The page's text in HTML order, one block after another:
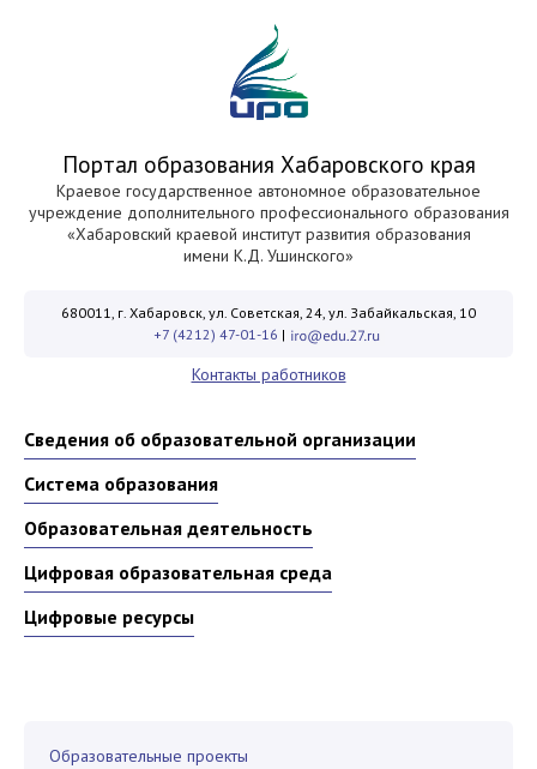
Портал образования Хабаровского края
Краевое государственное автономное образовательное
учреждение дополнительного профессионального образования
«Хабаровский краевой институт развития образования
имени К.Д. Ушинского»
680011, г. Хабаровск, ул. Советская, 24, ул. Забайкальская, 10
+7 (4212) 47-01-16 |
Контакты работников
Сведения об образовательной организации
Система образования
Образовательная деятельность
Цифровая образовательная среда
Цифровые ресурсы
Образовательные проекты